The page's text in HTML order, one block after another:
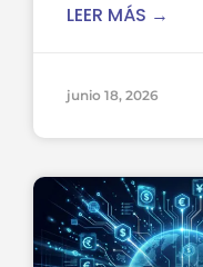
LEER MÁS →
junio 18, 2026